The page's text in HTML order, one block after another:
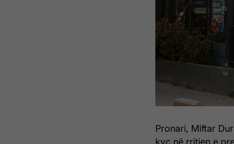
Pronari, Miftar
kyç në rritjen e